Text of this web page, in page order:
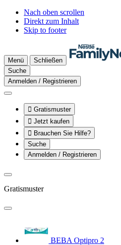
Nach oben scrollen
Direkt zum Inhalt
Skip to footer
Menü
Schließen
Suche
Anmelden / Registrieren
 Gratismuster
 Jetzt kaufen
 Brauchen Sie Hilfe?
Suche
Anmelden / Registrieren
Gratismuster
BEBA Optipro 2